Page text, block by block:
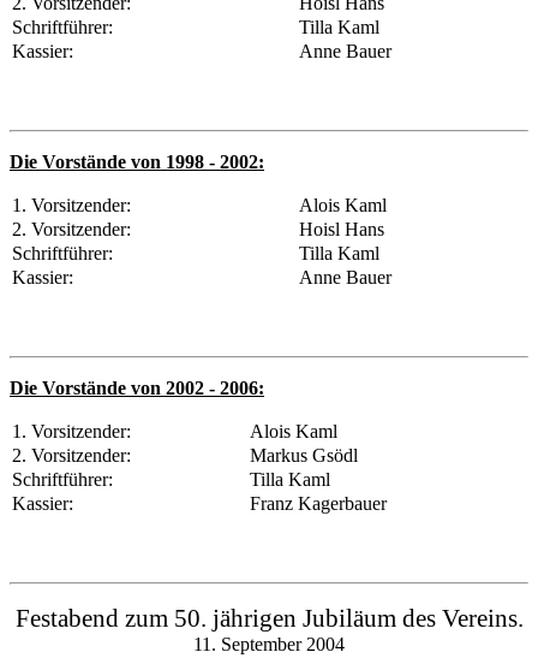
Schriftführer:
Tilla Kaml
Kassier:
Anne Bauer
Die Vorstände von 1998 - 2002:
1. Vorsitzender:
Alois Kaml
2. Vorsitzender:
Hoisl Hans
Schriftführer:
Tilla Kaml
Kassier:
Anne Bauer
Die Vorstände von 2002 - 2006:
1. Vorsitzender:
Alois Kaml
2. Vorsitzender:
Markus Gsödl
Schriftführer:
Tilla Kaml
Kassier:
Franz Kagerbauer
Festabend zum 50. jährigen Jubiläum des Vereins.
11. September 2004